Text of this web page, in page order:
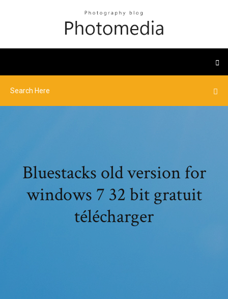
Bluestacks old version for
windows 7 32 bit gratuit
télécharger